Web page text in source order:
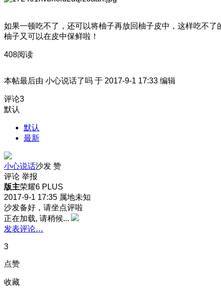
如果一顿吃不了，还可以将柚子再放回柚子皮中，这样吃不了
柚子又可以在皮中保鲜啦！
408阅读
本帖最后由 小心说话了吗 于 2017-9-1 17:33 编辑
评论3
默认
默认
最新
小心说话沙发 赞
评论 举报
版主荣耀6 PLUS
2017-9-1 17:35 属地未知
沙发备好，请坐点评啦
正在加载, 请稍候...
发表评论…
3
点赞
收藏